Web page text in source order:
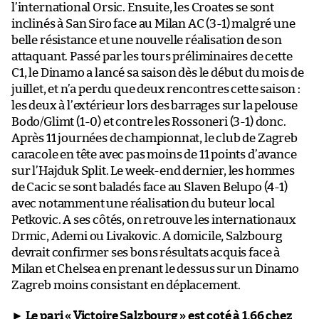
l’international Orsic. Ensuite, les Croates se sont
inclinés à San Siro face au Milan AC (3-1) malgré une
belle résistance et une nouvelle réalisation de son
attaquant. Passé par les tours préliminaires de cette
C1, le Dinamo a lancé sa saison dès le début du mois de
juillet, et n’a perdu que deux rencontres cette saison :
les deux à l’extérieur lors des barrages sur la pelouse
Bodo/Glimt (1-0) et contre les Rossoneri (3-1) donc.
Après 11 journées de championnat, le club de Zagreb
caracole en tête avec pas moins de 11 points d’avance
sur l’Hajduk Split. Le week-end dernier, les hommes
de Cacic se sont baladés face au Slaven Belupo (4-1)
avec notamment une réalisation du buteur local
Petkovic. A ses côtés, on retrouve les internationaux
Drmic, Ademi ou Livakovic. A domicile, Salzbourg
devrait confirmer ses bons résultats acquis face à
Milan et Chelsea en prenant le dessus sur un Dinamo
Zagreb moins consistant en déplacement.
► Le pari « Victoire Salzbourg » est coté à 1,66 chez